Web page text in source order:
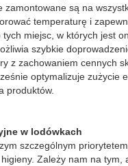
są na
temperaturę i
miejsc, w których jest
szybkie
z zachowaniem cennych
optymalizuje zużycie
produktów.
w lodówkach
szczególnym
Zależy nam na tym,